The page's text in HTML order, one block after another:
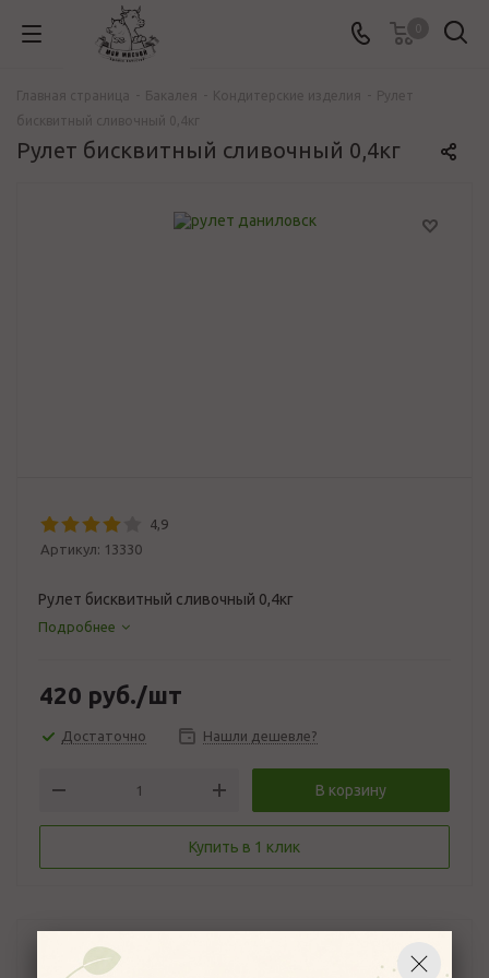
Рулет бисквитный сливочный 0,4кг
4,9
Артикул: 13330
Рулет бисквитный сливочный 0,4кг
Подробнее
420 руб./шт
Достаточно Нашли дешевле?
В корзину
Купить в 1 клик
Описание